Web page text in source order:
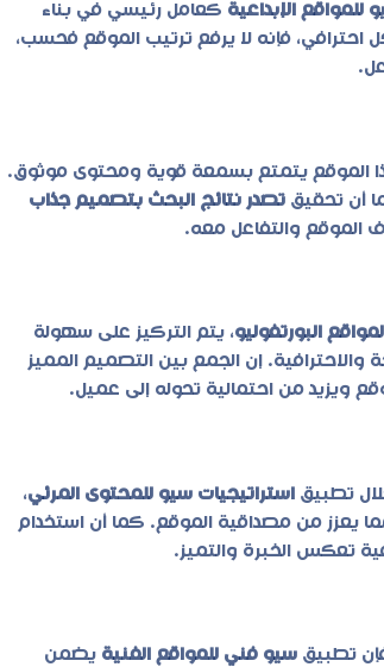
للمواقع الإبداعية كعامل رئيسي في بناء
احترافي، فإنه لا يرفع ترتيب الموقع فحسب،
الموقع يتمتع بسمعة قوية ومحتوى موثوق.
أن تحقيق تصدر نتائج البحث بتصميم جذاب
الموقع والتفاعل معه.
البورتفوليو، يتم التركيز على سهولة
إن الجمع بين التصميم المميز
ويزيد من احتمالية تحوله إلى عميل.
تطبيق استراتيجيات سيو للمحتوى المرئي،
يعزز من مصداقية الموقع. كما أن استخدام
تعكس الخبرة والتميز.
تطبيق سيو فني للمواقع الفنية يضمن